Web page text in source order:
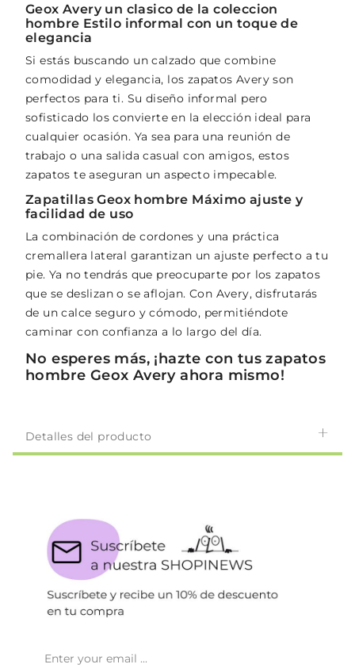
Geox Avery un clasico de la coleccion
hombre Estilo informal con un toque de
elegancia
Si estás buscando un calzado que combine
comodidad y elegancia, los zapatos Avery son
perfectos para ti. Su diseño informal pero
sofisticado los convierte en la elección ideal para
cualquier ocasión. Ya sea para una reunión de
trabajo o una salida casual con amigos, estos
zapatos te aseguran un aspecto impecable.
Zapatillas Geox hombre Máximo ajuste y
facilidad de uso
La combinación de cordones y una práctica
cremallera lateral garantizan un ajuste perfecto a tu
pie. Ya no tendrás que preocuparte por los zapatos
que se deslizan o se aflojan. Con Avery, disfrutarás
de un calce seguro y cómodo, permitiéndote
caminar con confianza a lo largo del día.
No esperes más, ¡hazte con tus zapatos
hombre Geox Avery ahora mismo!
Detalles del producto